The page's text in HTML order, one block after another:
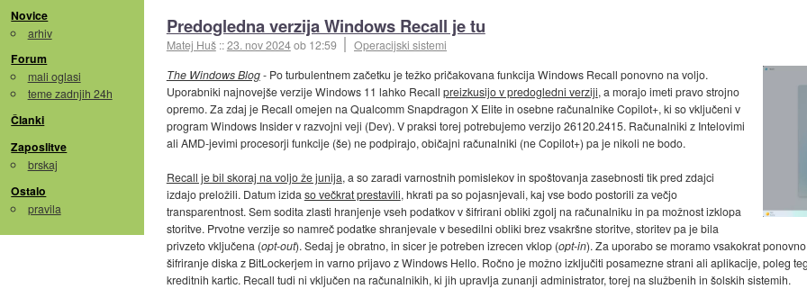
Novice
arhiv
Forum
mali oglasi
teme zadnjih 24h
Članki
Zaposlitve
brskaj
Ostalo
pravila
Predogledna verzija Windows Recall je tu
Matej Huš ::23. nov 2024ob 12:59
Operacijski sistemi
The Windows Blog- Po turbulentnem začetku je težko pričakovana funkcija Windows Recall ponovno na voljo.
Uporabniki najnovejše verzije Windows 11 lahko Recall preizkusijo v predogledni verziji, a morajo imeti pravo strojno
opremo. Za zdaj je Recall omejen na Qualcomm Snapdragon X Elite in osebne računalnike Copilot+, ki so vključeni v
program Windows Insider v razvojni veji (Dev). V praksi torej potrebujemo verzijo 26120.2415. Računalniki z Intelovimi
ali AMD-jevimi procesorji funkcije (še) ne podpirajo, običajni računalniki (ne Copilot+) pa je nikoli ne bodo.
Recall je bil skoraj na voljo že junija, a so zaradi varnostnih pomislekov in spoštovanja zasebnosti tik pred zdajci
izdajo preložili. Datum izida so večkrat prestavili, hkrati pa so pojasnjevali, kaj vse bodo postorili za večjo
transparentnost. Sem sodita zlasti hranjenje vseh podatkov v šifrirani obliki zgolj na računalniku in pa možnost izklopa
storitve. Prvotne verzije so namreč podatke shranjevale v besedilni obliki brez vsakršne storitve, storitev pa je bila
privzeto vključena (opt-out). Sedaj je obratno, in sicer je potreben izrecen vklop (opt-in). Za uporabo se moramo vsakokrat
šifriranje diska z BitLockerjem in varno prijavo z Windows Hello. Ročno je možno izključiti posamezne strani ali aplikacije, poleg
kreditnih kartic. Recall tudi ni vključen na računalnikih, ki jih upravlja zunanji administrator, torej na službenih in šolskih sistemih.